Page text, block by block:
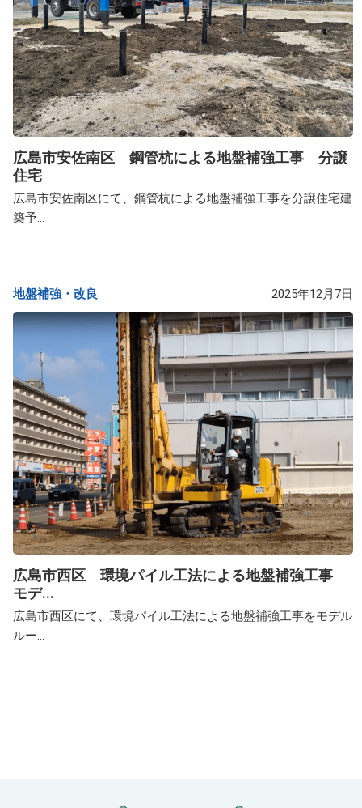
広島市安佐南区 鋼管杭による地盤補強工事 分譲
住宅
広島市安佐南区にて、鋼管杭による地盤補強工事を分譲住宅建
築予...
地盤補強・改良​ 2025年12月7日
広島市西区 環境パイル工法による地盤補強工事
モデ...
広島市西区にて、環境パイル工法による地盤補強工事をモデル
ルー...